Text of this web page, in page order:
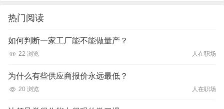
热门阅读
如何判断一家工厂能不能做量产？
22 浏览 人在职场
为什么有些供应商报价永远最低？
20 浏览 人在职场